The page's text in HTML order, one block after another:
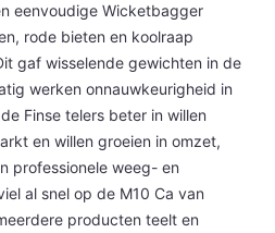
eenvoudige Wicketbagger
rode bieten en koolraap
gaf wisselende gewichten in de
werken onnauwkeurigheid in
Finse telers beter in willen
en willen groeien in omzet,
professionele weeg- en
al snel op de M10 Ca van
producten teelt en